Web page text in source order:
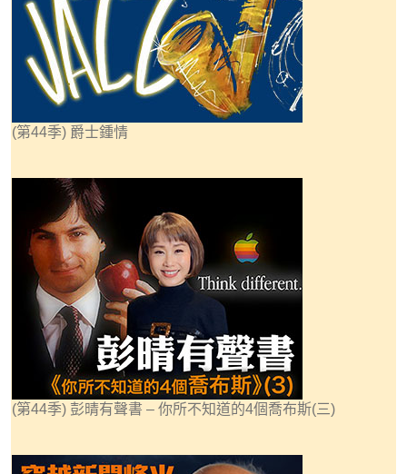
(第44季) 爵士鍾情
(第44季) 彭晴有聲書 – 你所不知道的4個喬布斯(三)